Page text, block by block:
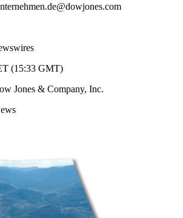
(15:33 GMT)
Jones & Company, Inc.